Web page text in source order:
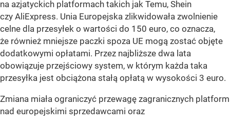
na azjatyckich platformach takich jak Temu, Shein
czy AliExpress. Unia Europejska zlikwidowała zwolnienie
celne dla przesyłek o wartości do 150 euro, co oznacza,
że również mniejsze paczki spoza UE mogą zostać objęte
dodatkowymi opłatami. Przez najbliższe dwa lata
obowiązuje przejściowy system, w którym każda taka
przesyłka jest obciążona stałą opłatą w wysokości 3 euro.
Zmiana miała ograniczyć przewagę zagranicznych platform
nad europejskimi sprzedawcami oraz